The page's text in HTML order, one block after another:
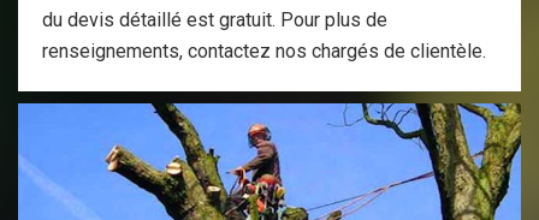
du devis détaillé est gratuit. Pour plus de
renseignements, contactez nos chargés de clientèle.